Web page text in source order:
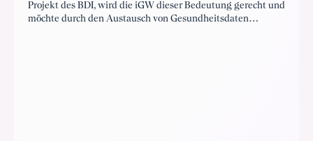
Projekt des BDI, wird die iGW dieser Bedeutung gerecht und
möchte durch den Austausch von Gesundheitsdaten